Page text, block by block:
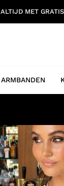
ALTIJD MET
ARMBANDEN